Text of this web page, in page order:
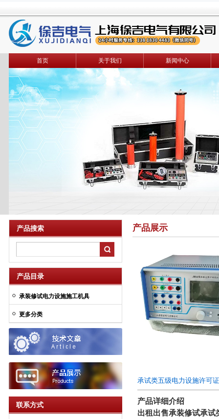
首页 关于我们 新闻中心
产品搜索
产品目录
承装修试电力设施施工机具
更多分类
联系方式
产品展示
承试类五级电力设施许可
产品详细介绍
出租出售承装修试承试